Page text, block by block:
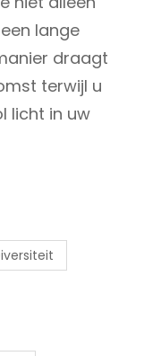
lange
draagt
terwijl u
licht in uw